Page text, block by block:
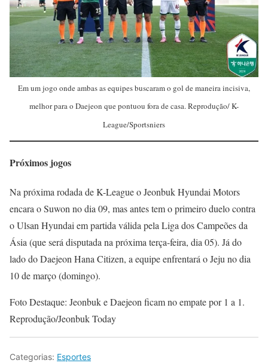
Em um jogo onde ambas as equipes buscaram o gol de maneira incisiva,
melhor para o Daejeon que pontuou fora de casa. Reprodução/ K-
League/Sportsniers
Próximos jogos
Na próxima rodada de K-League o Jeonbuk Hyundai Motors
encara o Suwon no dia 09, mas antes tem o primeiro duelo contra
o Ulsan Hyundai em partida válida pela Liga dos Campeões da
Ásia (que será disputada na próxima terça-feira, dia 05). Já do
lado do Daejeon Hana Citizen, a equipe enfrentará o Jeju no dia
10 de março (domingo).
Foto Destaque: Jeonbuk e Daejeon ficam no empate por 1 a 1.
Reprodução/Jeonbuk Today
Categorias: Esportes